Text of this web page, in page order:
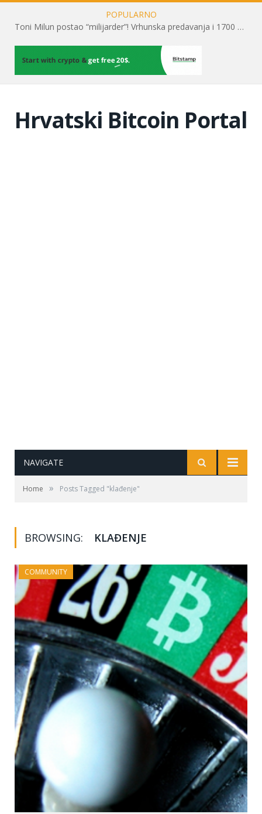
POPULARNO
Toni Milun postao “milijarder”! Vrhunska predavanja i 1700 posjetitelja obilježili su mjesec financijske pismenosti
Hrvatski Bitcoin Portal
NAVIGATE
Home » Posts Tagged "klađenje"
BROWSING: KLAĐENJE
COMMUNITY